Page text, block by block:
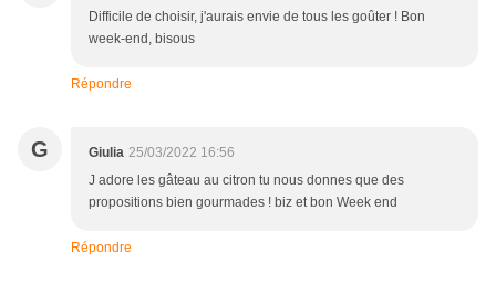
Difficile de choisir, j'aurais envie de tous les goûter ! Bon
week-end, bisous
Répondre
G Giulia 25/03/2022 16:56
J adore les gâteau au citron tu nous donnes que des
propositions bien gourmades ! biz et bon Week end
Répondre